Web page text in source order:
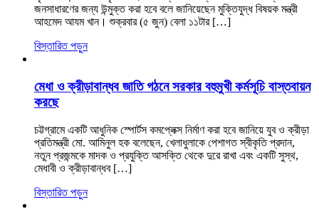
জনসাধারণের জন্য উন্মুক্ত করা হবে বলে জানিয়েছেন মুক্তিযুদ্ধ বিষয়ক মন্ত্রী
আহমেদ আযম খান। শুক্রবার (৫ জুন) বেলা ১১টার […]
বিস্তারিত পড়ুন
মেধা ও ক্রীড়াবান্ধব জাতি গঠনে সরকার বহুমুখী কর্মসূচি বাস্তবায়ন
করছে
চট্টগ্রামে একটি আধুনিক স্পোর্টস কমপ্লেক্স নির্মাণ করা হবে জানিয়ে যুব ও ক্রীড়া
প্রতিমন্ত্রী মো. আমিনুল হক বলেছেন, খেলাধুলাকে পেশাগত স্বীকৃতি প্রদান,
নতুন প্রজন্মকে মাদক ও প্রযুক্তি আসক্তি থেকে দুরে রাখা এবং একটি সুস্থ,
মেধাবী ও ক্রীড়াবান্ধব […]
বিস্তারিত পড়ুন